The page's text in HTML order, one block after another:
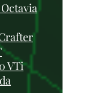
Octavia
VTi